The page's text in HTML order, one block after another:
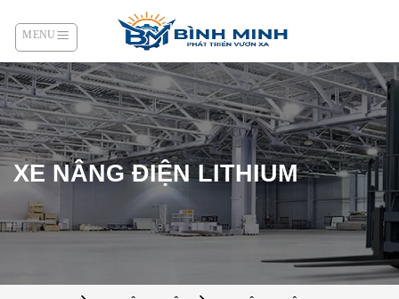
content
XE NÂNG ĐIỆN LITHIUM